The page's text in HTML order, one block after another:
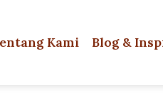
Kami Blog &